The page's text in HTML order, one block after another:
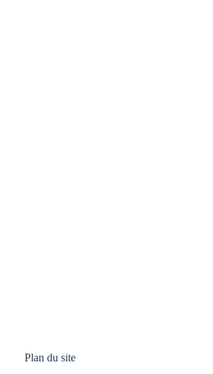
Plan du site